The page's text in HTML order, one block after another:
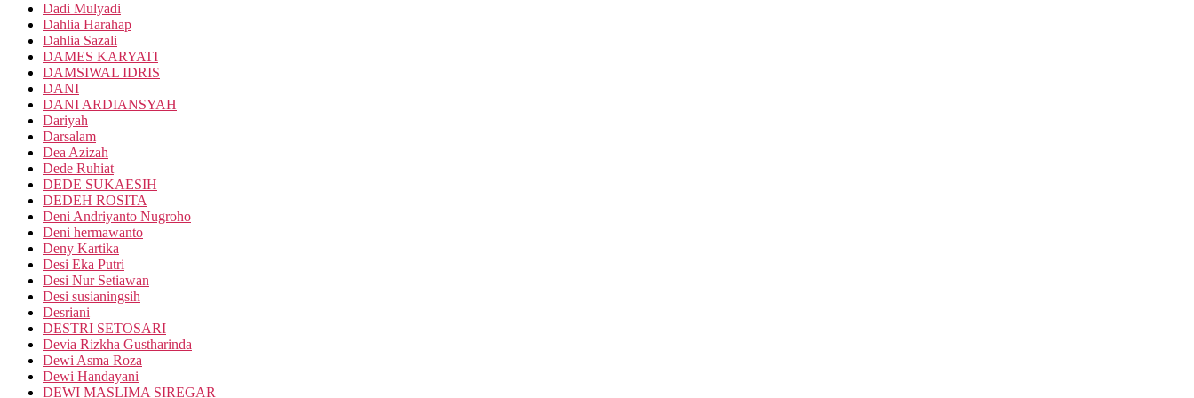
Dadi Mulyadi
Dahlia Harahap
Dahlia Sazali
DAMES KARYATI
DAMSIWAL IDRIS
DANI
DANI ARDIANSYAH
Dariyah
Darsalam
Dea Azizah
Dede Ruhiat
DEDE SUKAESIH
DEDEH ROSITA
Deni Andriyanto Nugroho
Deni hermawanto
Deny Kartika
Desi Eka Putri
Desi Nur Setiawan
Desi susianingsih
Desriani
DESTRI SETOSARI
Devia Rizkha Gustharinda
Dewi Asma Roza
Dewi Handayani
DEWI MASLIMA SIREGAR